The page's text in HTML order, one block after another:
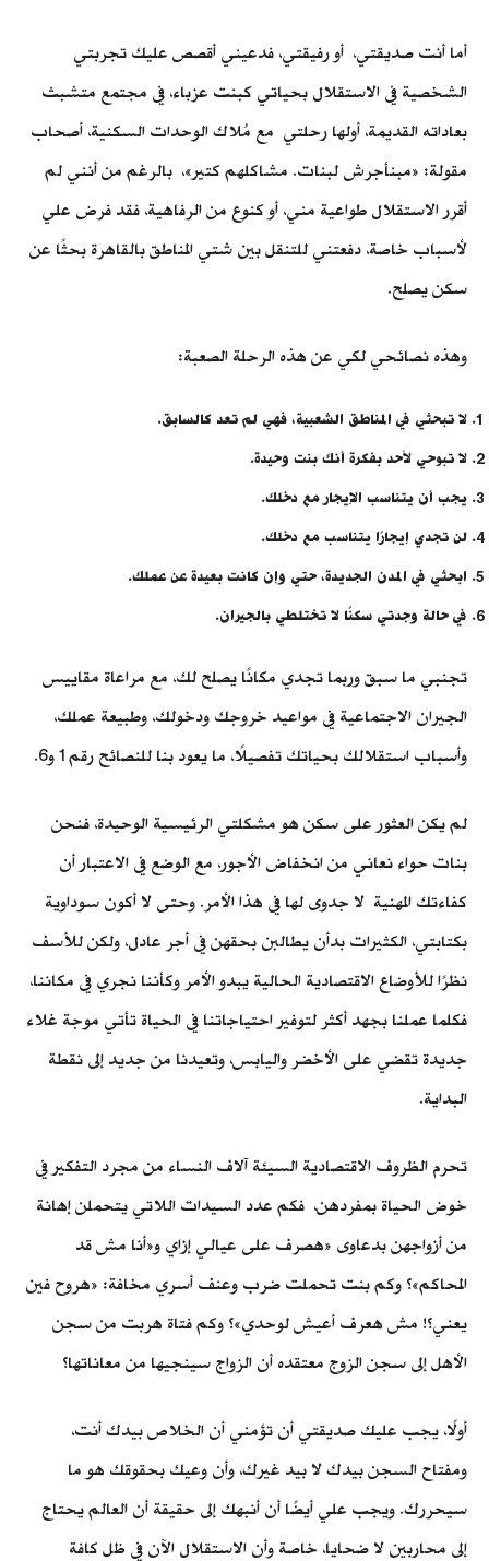
أما أنت صديقتي، أو رفيقتي، فدعيني أقصص عليك تجربتي
الشخصية في الاستقلال بحياتي كبنت عزباء، في مجتمع متشبث
بعاداته القديمة، أولها رحلتي مع مُلاك الوحدات السكنية، أصحاب
مقولة: «مبنأجرش لبنات. مشاكلهم كتير»، بالرغم من أنني لم
أقرر الاستقلال طواعية مني، أو كنوع من الرفاهية، فقد فرض علي
لأسباب خاصة، دفعتني للتنقل بين شتي المناطق بالقاهرة بحثًا عن
سكن يصلح.
وهذه نصائحي لكي عن هذه الرحلة الصعبة:
لا تبحثي في المناطق الشعبية، فهي لم تعد كالسابق.
لا تبوحي لأحد بفكرة أنك بنت وحيدة.
يجب أن يتناسب الإيجار مع دخلك.
لن تجدي إيجارًا يتناسب مع دخلك.
ابحثي في المدن الجديدة، حتي وإن كانت بعيدة عن عملك.
في حالة وجدتي سكنًا لا تختلطي بالجيران.
تجنبي ما سبق وربما تجدي مكانًا يصلح لك، مع مراعاة مقاييس
الجيران الاجتماعية في مواعيد خروجك ودخولك، وطبيعة عملك،
وأسباب استقلالك بحياتك تفصيلًا، ما يعود بنا للنصائح رقم 1 و6.
لم يكن العثور على سكن هو مشكلتي الرئيسية الوحيدة، فنحن
بنات حواء نعاني من انخفاض الأجور، مع الوضع في الاعتبار أن
كفاءتك المهنية لا جدوى لها في هذا الأمر. وحتى لا أكون سوداوية
بكتابتي، الكثيرات بدأن يطالبن بحقهن في أجر عادل، ولكن للأسف
نظرًا للأوضاع الاقتصادية الحالية يبدو الأمر وكأننا نجري في مكاننا،
فكلما عملنا بجهد أكثر لتوفير احتياجاتنا في الحياة تأتي موجة غلاء
جديدة تقضي على الأخضر واليابس، وتعيدنا من جديد إلى نقطة
البداية.
تحرم الظروف الاقتصادية السيئة آلاف النساء من مجرد التفكير في
خوض الحياة بمفردهن، فكم عدد السيدات اللاتي يتحملن إهانة
من أزواجهن بدعاوى «هصرف على عيالي إزاي و«أنا مش قد
المحاكم»؟ وكم بنت تحملت ضرب وعنف أسري مخافة: «هروح فين
يعني؟! مش هعرف أعيش لوحدي»؟ وكم فتاة هربت من سجن
الأهل إلى سجن الزوج معتقده أن الزواج سينجيها من معاناتها؟
أولًا، يجب عليك صديقتي أن تؤمني أن الخلاص بيدك أنت،
ومفتاح السجن بيدك لا بيد غيرك، وأن وعيك بحقوقك هو ما
سيحررك. ويجب علي أيضًا أن أنبهك إلى حقيقة أن العالم يحتاج
إلى محاربين لا ضحايا، خاصة وأن الاستقلال الآن في ظل كافة